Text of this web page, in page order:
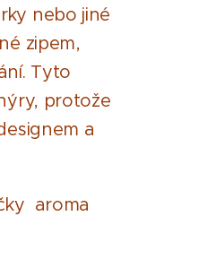
nebo jiné
zipem,
Tyto
protože
a
aroma